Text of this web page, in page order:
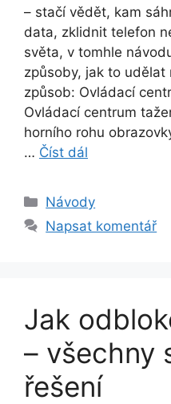
– stačí vědět, kam
data, zklidnit telefon
světa, v tomhle
způsoby, jak to udělat
způsob: Ovládací
Ovládací centrum
horního rohu
… Číst dál
Rubriky
Návody
Napsat komentář
Jak
– všechny
řešení